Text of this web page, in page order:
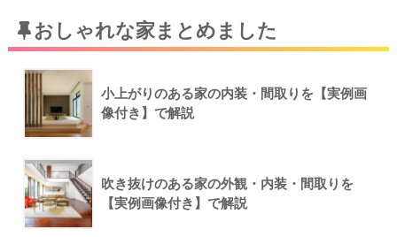
おしゃれな家まとめました
小上がりのある家の内装・間取りを【実例画
像付き】で解説
吹き抜けのある家の外観・内装・間取りを
【実例画像付き】で解説